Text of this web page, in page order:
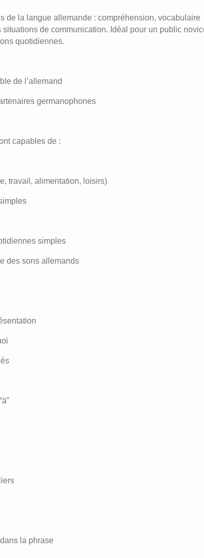
de la langue allemande : compréhension, vocabulaire
de communication. Idéal pour un public
quotidiennes.
de l’allemand
germanophones
capables de :
travail, alimentation, loisirs)
simples
des sons allemands
la phrase